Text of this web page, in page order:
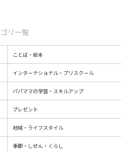
リ一覧
ことば・絵本
インターナショナル・プリスクール
パパママの学習・スキルアップ
プレゼント
地域・ライフスタイル
季節・しぜん・くらし